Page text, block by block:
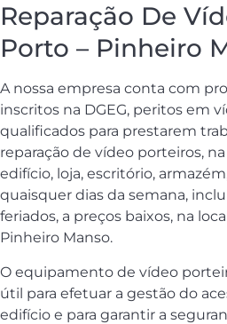
Reparação De
Porto – Pinheiro
A nossa empresa conta com
inscritos na DGEG, peritos em
qualificados para prestarem
reparação de vídeo porteiros, na
edifício, loja, escritório,
quaisquer dias da semana,
feriados, a preços baixos, na
Pinheiro Manso.
O equipamento de vídeo
útil para efetuar a gestão do
edifício e para garantir a